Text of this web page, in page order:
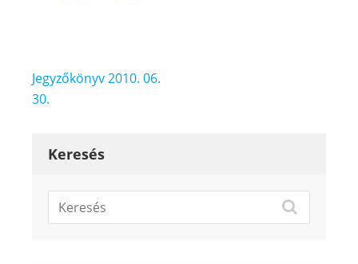
Bejegyzés
navigáció
Jegyzőkönyv 2010. 06.
30.
Keresés